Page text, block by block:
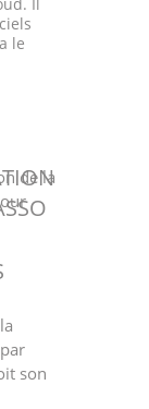
le
de la
son